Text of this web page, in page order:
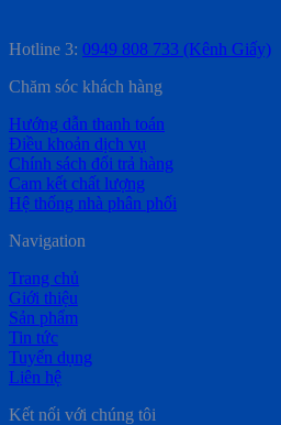
Hotline 3: 0949 808 733 (Kênh Giấy)
Chăm sóc khách hàng
Hướng dẫn thanh toán
Điều khoản dịch vụ
Chính sách đổi trả hàng
Cam kết chất lượng
Hệ thống nhà phân phối
Navigation
Trang chủ
Giới thiệu
Sản phẩm
Tin tức
Tuyển dụng
Liên hệ
Kết nối với chúng tôi